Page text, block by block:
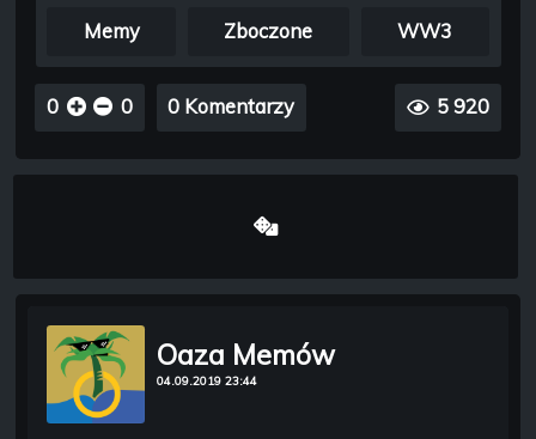
Memy Zboczone WW3
0 0 0 Komentarzy 5 920
Oaza Memów
04.09.2019 23:44